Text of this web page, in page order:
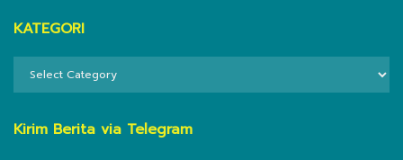
KATEGORI
Kirim Berita via Telegram